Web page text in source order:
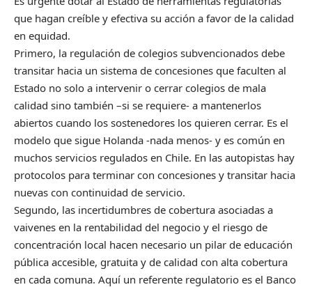
que hagan creíble y efectiva su acción a favor de la calidad
en equidad.
Primero, la regulación de colegios subvencionados debe
transitar hacia un sistema de concesiones que faculten al
Estado no solo a intervenir o cerrar colegios de mala
calidad sino también –si se requiere- a mantenerlos
abiertos cuando los sostenedores los quieren cerrar. Es el
modelo que sigue Holanda -nada menos- y es común en
muchos servicios regulados en Chile. En las autopistas hay
protocolos para terminar con concesiones y transitar hacia
nuevas con continuidad de servicio.
Segundo, las incertidumbres de cobertura asociadas a
vaivenes en la rentabilidad del negocio y el riesgo de
concentración local hacen necesario un pilar de educación
pública accesible, gratuita y de calidad con alta cobertura
en cada comuna. Aquí un referente regulatorio es el Banco